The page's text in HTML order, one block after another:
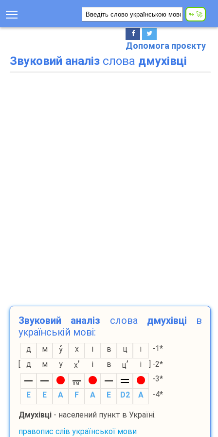
Допомога проєкту
Звуковий аналіз слова дмухівці
Звуковий аналіз слова дмухівці в
українській мові:
д м у х і в ц і
-1*
[
д м у х’ і в ц’ і ] -2*
пм
-3*
E
E A F A E D2 A -4*
Дмухівці - населений пункт в Україні.
правопис слів української мови